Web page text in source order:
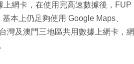
網卡，在使用完高速數據後，FUP
本上仍足夠使用 Google Maps、
灣及澳門三地區共用數據上網卡，網